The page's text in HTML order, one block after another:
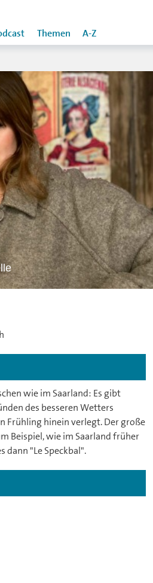
Themen A-Z
wie im Saarland: Es gibt
des besseren Wetters
Frühling hinein verlegt. Der große
Beispiel, wie im Saarland früher
dann "Le Speckbal".